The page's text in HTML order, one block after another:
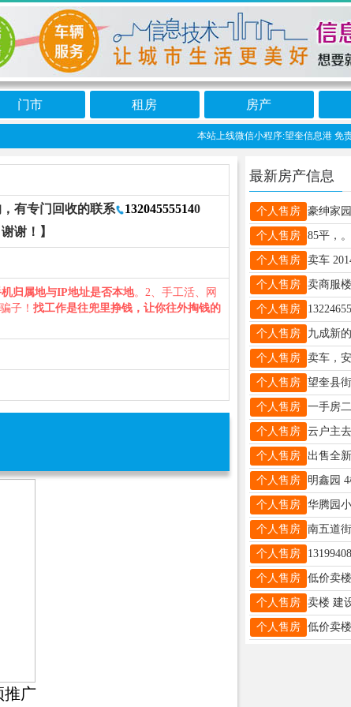
门市 租房 房产
本站上线微信小程序:望奎信息港 免
有专门回收的联系 132045555140
谢！】
归属地与IP地址是否本地。2、手工活、网
子！ 找工作是往兜里挣钱，让你往外掏钱的
推广
最新房产信息
个人售房
个人售房
个人售房
个人售房
个人售房
个人售房
个人售房
个人售房
个人售房
个人售房
个人售房
个人售房
个人售房
个人售房
个人售房
个人售房
个人售房
个人售房